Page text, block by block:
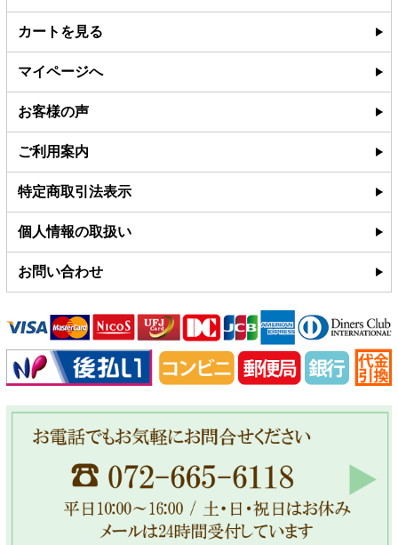
カートを見る
マイページへ
お客様の声
ご利用案内
特定商取引法表示
個人情報の取扱い
お問い合わせ